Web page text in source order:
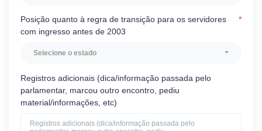
Posição quanto à regra de transição para os servidores
com ingresso antes de 2003
*
Selecione o estado
Registros adicionais (dica/informação passada pelo
parlamentar, marcou outro encontro, pediu
material/informações, etc)